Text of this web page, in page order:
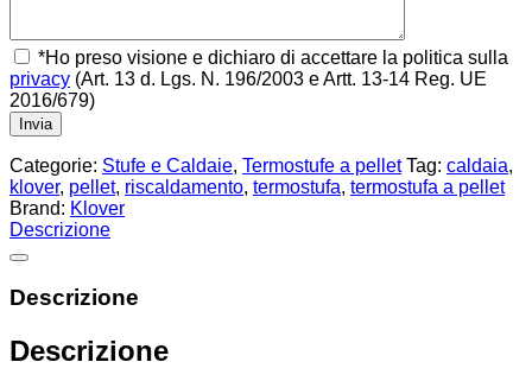
*Ho preso visione e dichiaro di accettare la politica sulla
privacy (Art. 13 d. Lgs. N. 196/2003 e Artt. 13-14 Reg. UE
2016/679)
Categorie: Stufe e Caldaie, Termostufe a pellet Tag: caldaia,
klover, pellet, riscaldamento, termostufa, termostufa a pellet
Brand: Klover
Descrizione
Descrizione
Descrizione